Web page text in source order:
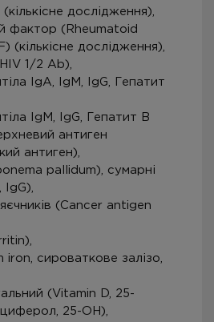
дослідження),
фактор (Rheumatoid
(кількісне дослідження),
1/2 Ab),
IgA, IgM, IgG, Гепатит
IgM, IgG, Гепатит В
антиген
антиген),
pallidum), сумарні
IgG),
(Cancer antigen
iron, сироваткове залізо,
(Vitamin D, 25-
25-ОН),